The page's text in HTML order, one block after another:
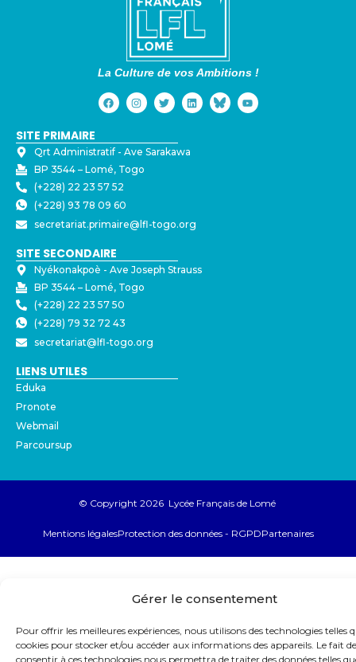
Gérer le consentement
Pour offrir les meilleures expériences, nous utilisons des technologies telles
cookies pour stocker et/ou accéder aux informations des appareils. Le fait de
consentir à ces technologies nous permettra de traiter des données telles
La Culture de vos Ambitions !
SITE PRIMAIRE
Qrt Administratif - ⁠Ave Sarakawa
BP 3544 – Lomé, Togo
(+228) 22 23 57 52
(+228) 93 78 09 60
secretariat.primaire@lfl-togo.org
SITE SECONDAIRE
Nyékonakpoè - ⁠Ave Joseph Strauss
BP 3544 – Lomé, Togo
(+228) 22 23 57 50
(+228) 79 32 72 43
secretariat@lfl-togo.org
LIENS UTILES
Eduka
Pronote
Webmail
Parcoursup
© Copyright 2026 Lycée Français de Lomé
Mentions légalesProtection des données - RGPDPartenaires